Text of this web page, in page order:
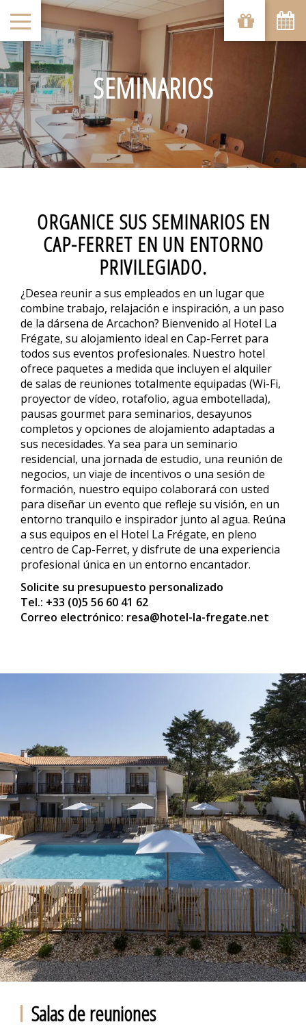
SEMINARIOS
ORGANICE SUS SEMINARIOS EN
CAP-FERRET EN UN ENTORNO
PRIVILEGIADO.
¿Desea reunir a sus empleados en un lugar que
combine trabajo, relajación e inspiración, a un paso
de la dársena de Arcachon? Bienvenido al Hotel La
Frégate, su alojamiento ideal en Cap-Ferret para
todos sus eventos profesionales. Nuestro hotel
ofrece paquetes a medida que incluyen el alquiler
de salas de reuniones totalmente equipadas (Wi-Fi,
proyector de vídeo, rotafolio, agua embotellada),
pausas gourmet para seminarios, desayunos
completos y opciones de alojamiento adaptadas a
sus necesidades. Ya sea para un seminario
residencial, una jornada de estudio, una reunión de
negocios, un viaje de incentivos o una sesión de
formación, nuestro equipo colaborará con usted
para diseñar un evento que refleje su visión, en un
entorno tranquilo e inspirador junto al agua. Reúna
a sus equipos en el Hotel La Frégate, en pleno
centro de Cap-Ferret, y disfrute de una experiencia
profesional única en un entorno encantador.
Solicite su presupuesto personalizado
Tel.: +33 (0)5 56 60 41 62
Correo electrónico: resa@hotel-la-fregate.net
Salas de reuniones